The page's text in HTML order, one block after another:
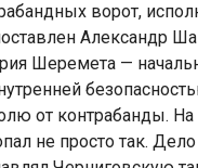
ворот,
Александр
Шеремета —
от контрабанды. На
не просто так.